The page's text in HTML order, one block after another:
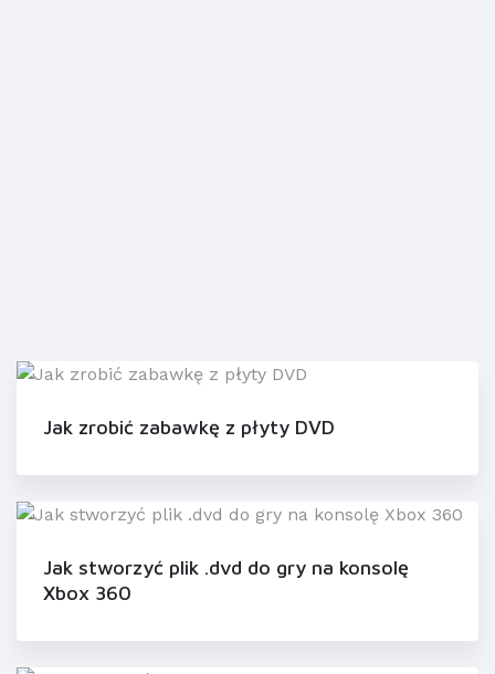
Jak zrobić zabawkę z płyty DVD
Jak stworzyć plik .dvd do gry na konsolę
Xbox 360